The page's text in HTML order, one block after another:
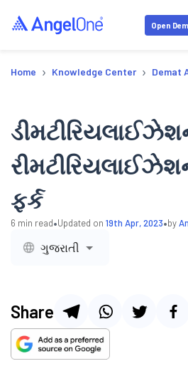
Open
Home › Knowledge Center › Demat
ફર્ક
6 min read•Updated on 19th Apr, 2023•by
ગુજરાતી
Share